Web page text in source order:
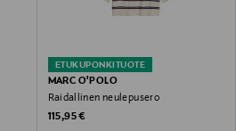
ETUKUPONKITUOTE
MARC O'POLO
Raidallinen neulepusero
Original Price
115,95 €